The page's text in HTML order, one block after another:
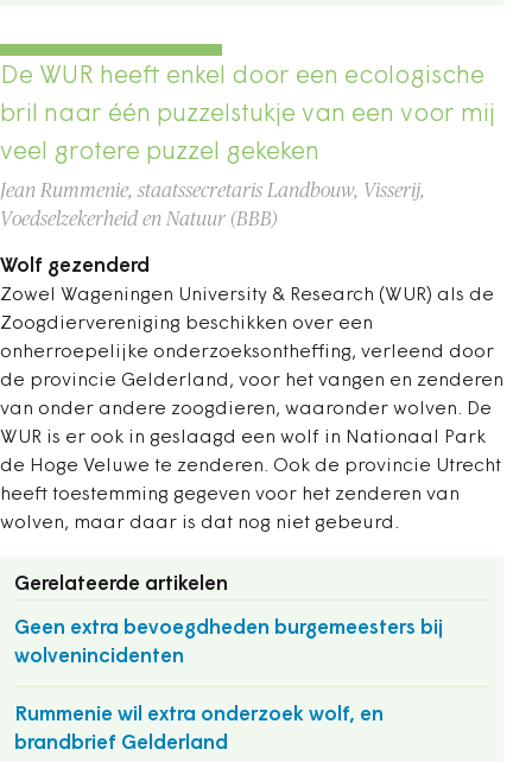
De WUR heeft enkel door een ecologische
bril naar één puzzelstukje van een voor mij
veel grotere puzzel gekeken
Jean Rummenie, staatssecretaris Landbouw, Visserij,
Voedselzekerheid en Natuur (BBB)
Wolf gezenderd
Zowel Wageningen University & Research (WUR) als de
Zoogdiervereniging beschikken over een
onherroepelijke onderzoeksontheffing, verleend door
de provincie Gelderland, voor het vangen en zenderen
van onder andere zoogdieren, waaronder wolven. De
WUR is er ook in geslaagd een wolf in Nationaal Park
de Hoge Veluwe te zenderen. Ook de provincie Utrecht
heeft toestemming gegeven voor het zenderen van
wolven, maar daar is dat nog niet gebeurd.
Gerelateerde artikelen
Geen extra bevoegdheden burgemeesters bij
wolvenincidenten
Rummenie wil extra onderzoek wolf, en
brandbrief Gelderland